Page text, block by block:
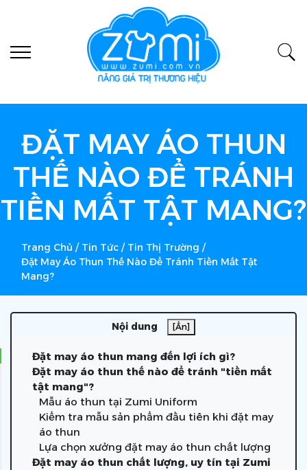
ĐẶT MAY ÁO THUN
THẾ NÀO ĐỂ TRÁNH
TIỀN MẤT TẬT MANG?
Trang Chủ / Tin Tức / Tin Thị Trường /
Đặt May Áo Thun Thế Nào Để Tránh Tiền Mất Tật
Mang?
Nội dung [Ẩn]
Đặt may áo thun mang đến lợi ích gì?
Đặt may áo thun thế nào để tránh "tiền mất
tật mang"?
Mẫu áo thun tại Zumi Uniform
Kiểm tra mẫu sản phẩm đầu tiên khi đặt may
áo thun
Lựa chọn xưởng đặt may áo thun chất lượng
Đặt may áo thun chất lượng, uy tín tại Zumi